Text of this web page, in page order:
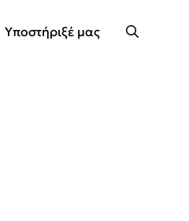
Υποστήριξέ μας